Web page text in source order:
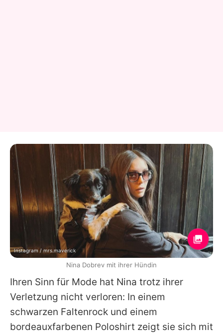
Ihren Sinn für Mode hat Nina trotz ihrer
Verletzung nicht verloren: In einem
schwarzen Faltenrock und einem
bordeauxfarbenen Poloshirt zeigt sie sich mit
Instagram / mrs.maverick
Nina Dobrev mit ihrer Hündin